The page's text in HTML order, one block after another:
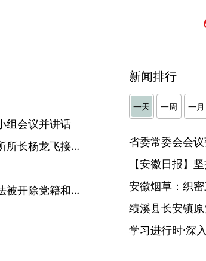
组会议并讲话
亳州市公安局谯城分局谯陵路派出所所长杨龙飞接受纪律审查和监察调查
临泉县委原副书记刘峰严重违纪违法被开除党籍和公职
新闻排行
一天 一周 一月
【安徽日报】
安徽烟草：织